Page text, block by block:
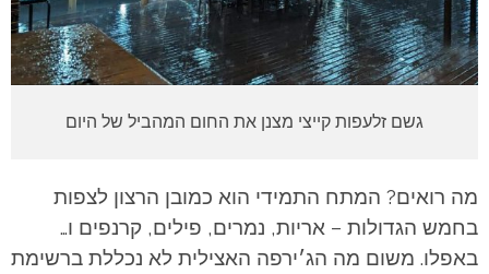
גשם זלעפות קייצי מצנן את החום המהביל של היום
מה רואים? המתח התמידי הוא כמובן הרצון לצפות
בחמש הגדולות – אריות, נמרים, פילים, קרנפים ו…
באפלו. משום מה הג׳ירפה האצילית לא נכללת ברשימת